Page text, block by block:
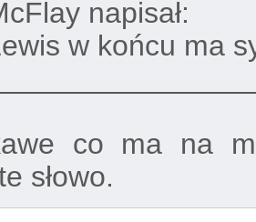
napisał:
w końcu ma
co ma na
słowo.